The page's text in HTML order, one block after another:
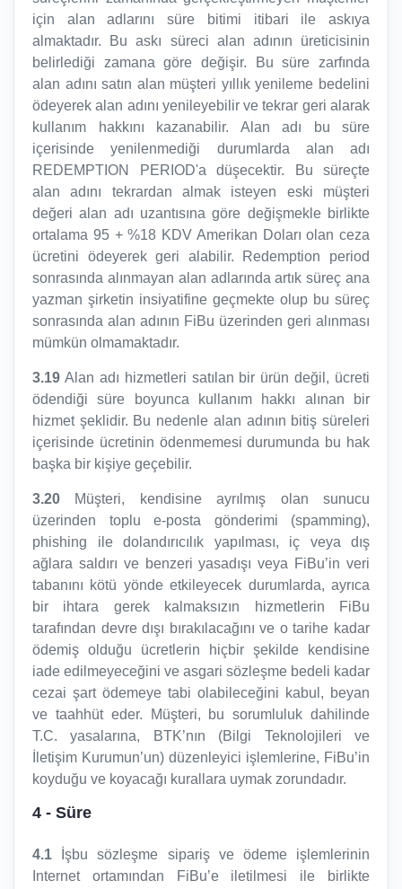
için alan adlarını süre bitimi itibari ile askıya
almaktadır. Bu askı süreci alan adının üreticisinin
belirlediği zamana göre değişir. Bu süre zarfında
alan adını satın alan müşteri yıllık yenileme bedelini
ödeyerek alan adını yenileyebilir ve tekrar geri alarak
kullanım hakkını kazanabilir. Alan adı bu süre
içerisinde yenilenmediği durumlarda alan adı
REDEMPTION PERIOD'a düşecektir. Bu süreçte
alan adını tekrardan almak isteyen eski müşteri
değeri alan adı uzantısına göre değişmekle birlikte
ortalama 95 + %18 KDV Amerikan Doları olan ceza
ücretini ödeyerek geri alabilir. Redemption period
sonrasında alınmayan alan adlarında artık süreç ana
yazman şirketin insiyatifine geçmekte olup bu süreç
sonrasında alan adının FiBu üzerinden geri alınması
mümkün olmamaktadır.
3.19 Alan adı hizmetleri satılan bir ürün değil, ücreti
ödendiği süre boyunca kullanım hakkı alınan bir
hizmet şeklidir. Bu nedenle alan adının bitiş süreleri
içerisinde ücretinin ödenmemesi durumunda bu hak
başka bir kişiye geçebilir.
3.20 Müşteri, kendisine ayrılmış olan sunucu
üzerinden toplu e-posta gönderimi (spamming),
phishing ile dolandırıcılık yapılması, iç veya dış
ağlara saldırı ve benzeri yasadışı veya FiBu’in veri
tabanını kötü yönde etkileyecek durumlarda, ayrıca
bir ihtara gerek kalmaksızın hizmetlerin FiBu
tarafından devre dışı bırakılacağını ve o tarihe kadar
ödemiş olduğu ücretlerin hiçbir şekilde kendisine
iade edilmeyeceğini ve asgari sözleşme bedeli kadar
cezai şart ödemeye tabi olabileceğini kabul, beyan
ve taahhüt eder. Müşteri, bu sorumluluk dahilinde
T.C. yasalarına, BTK’nın (Bilgi Teknolojileri ve
İletişim Kurumun’un) düzenleyici işlemlerine, FiBu’in
koyduğu ve koyacağı kurallara uymak zorundadır.
4 - Süre
4.1 İşbu sözleşme sipariş ve ödeme işlemlerinin
Internet ortamından FiBu’e iletilmesi ile birlikte